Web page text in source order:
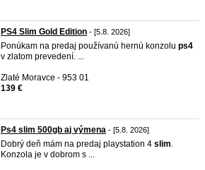
PS4 Slim Gold Edition - [5.8. 2026]
Ponúkam na predaj používanú hernú konzolu ps4
v zlatom prevedení. ...
Zlaté Moravce - 953 01
139 €
Ps4 slim 500gb aj výmena - [5.8. 2026]
Dobrý deň mám na predaj playstation 4 slim.
Konzola je v dobrom s ...